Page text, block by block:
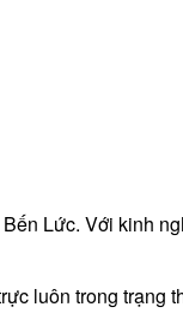
Lức. Với kinh
luôn trong trạng